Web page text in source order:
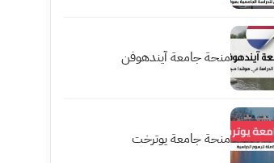
منحة جامعة آيندهوفن
منحة جامعة يوترخت